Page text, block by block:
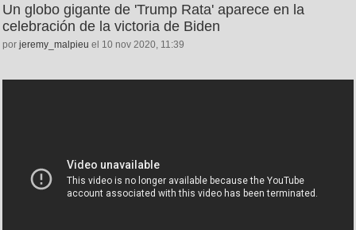
Un globo gigante de 'Trump Rata' aparece en la
celebración de la victoria de Biden
por jeremy_malpieu el 10 nov 2020, 11:39